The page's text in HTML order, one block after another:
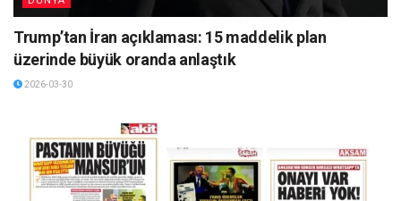
Trump’tan İran açıklaması: 15 maddelik plan
üzerinde büyük oranda anlaştık
2026-03-30